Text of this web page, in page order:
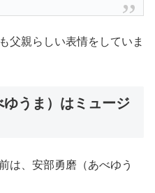
父親らしい表情をしていま
うま）はミュージ
は、安部勇磨（あべゆう